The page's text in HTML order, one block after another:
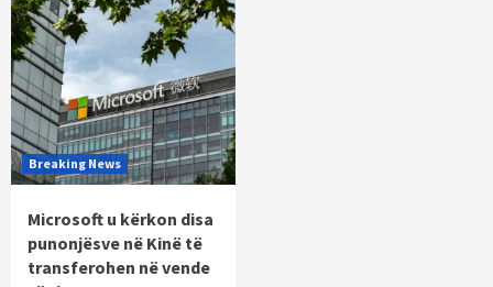
Breaking News
Microsoft u kërkon disa
punonjësve në Kinë të
transferohen në vende